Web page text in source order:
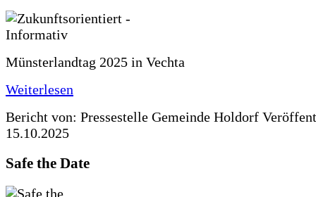
Münsterlandtag 2025 in Vechta
Weiterlesen
Bericht von: Pressestelle Gemeinde Holdorf
15.10.2025
Safe the Date